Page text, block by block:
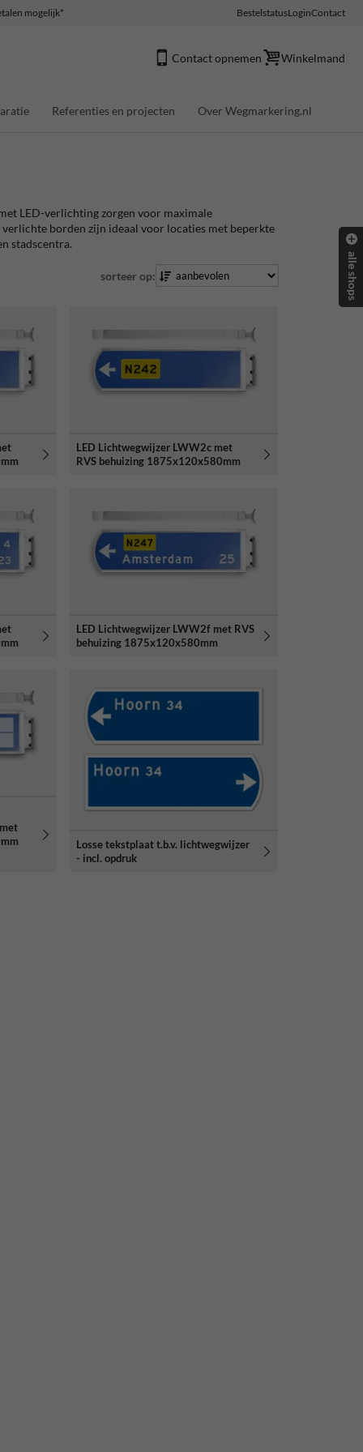
mogelijk* BestelstatusLoginContact
Contact opnemen Winkelmand
Referenties en projecten Over Wegmarkering.nl
LED-verlichting zorgen voor maximale
borden zijn ideaal voor locaties met beperkte
stadscentra.
sorteer op:
LED Lichtwegwijzer LWW2c met
RVS behuizing 1875x120x580mm
LED Lichtwegwijzer LWW2f met RVS
behuizing 1875x120x580mm
Losse tekstplaat t.b.v. lichtwegwijzer
- incl. opdruk
alle shops